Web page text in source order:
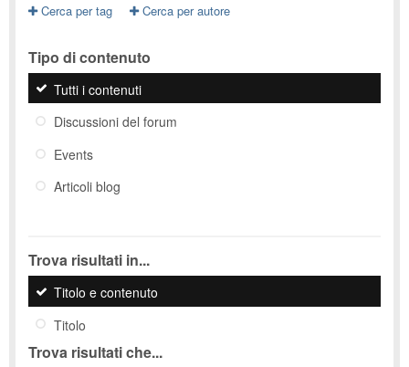
Cerca per tag Cerca per autore
Tipo di contenuto
Tutti i contenuti
Discussioni del forum
Events
Articoli blog
Trova risultati in...
Titolo e contenuto
Titolo
Trova risultati che...